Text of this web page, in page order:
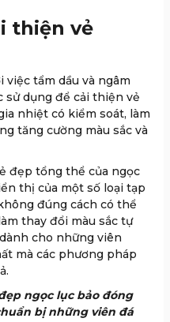
thiện vẻ
tẩm dầu và ngâm
sử dụng để cải thiện vẻ
nhiệt có kiểm soát, làm
tăng cường màu sắc và
đẹp tổng thể của ngọc
thị của một số loại tạp
đúng cách có thể
thay đổi màu sắc tự
cho những viên
mà các phương pháp
ngọc lục bảo đóng
bị những viên đá